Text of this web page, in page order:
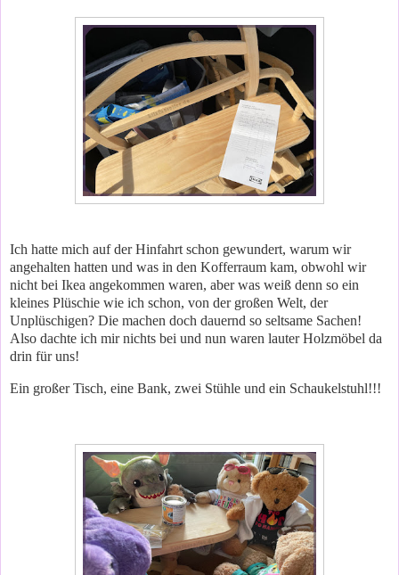
Ich hatte mich auf der Hinfahrt schon gewundert, warum wir
angehalten hatten und was in den Kofferraum kam, obwohl wir
nicht bei Ikea angekommen waren, aber was weiß denn so ein
kleines Plüschie wie ich schon, von der großen Welt, der
Unplüschigen? Die machen doch dauernd so seltsame Sachen!
Also dachte ich mir nichts bei und nun waren lauter Holzmöbel da
drin für uns!
Ein großer Tisch, eine Bank, zwei Stühle und ein Schaukelstuhl!!!